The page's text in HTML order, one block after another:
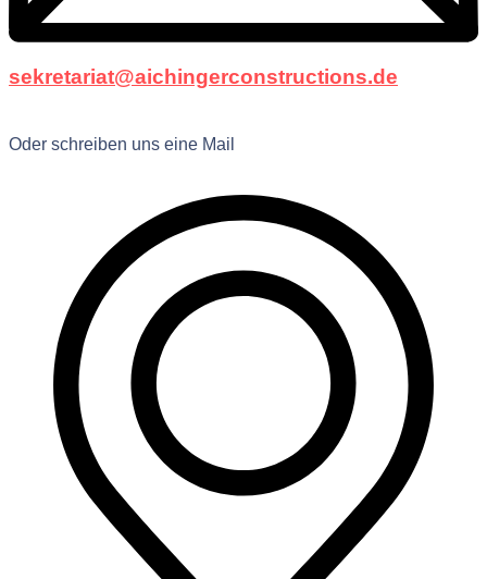
sekretariat@aichingerconstructions.de
Oder schreiben uns eine Mail